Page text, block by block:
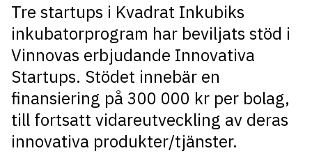
Tre startups i Kvadrat Inkubiks
inkubatorprogram har beviljats stöd i
Vinnovas erbjudande Innovativa
Startups. Stödet innebär en
finansiering på 300 000 kr per bolag,
till fortsatt vidareutveckling av deras
innovativa produkter/tjänster.